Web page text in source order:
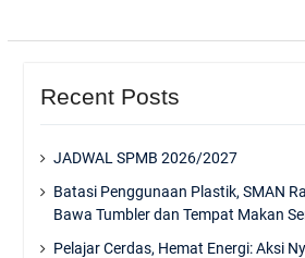
Recent Posts
JADWAL SPMB 2026/2027
Batasi Penggunaan Plastik, SMAN
Bawa Tumbler dan Tempat Makan
Pelajar Cerdas, Hemat Energi: Aksi